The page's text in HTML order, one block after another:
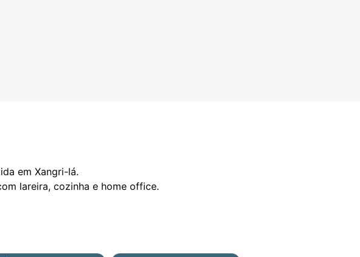
em Xangri-lá.
lareira, cozinha e home office.